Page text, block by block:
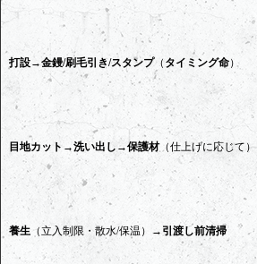
打設→金鏝/刷毛引き/スタンプ（ タイミング命）
目地カット→洗い出し→保護材（仕上げに応じて）
養生 （立入制限・散水/保温）→ 引渡し前清掃